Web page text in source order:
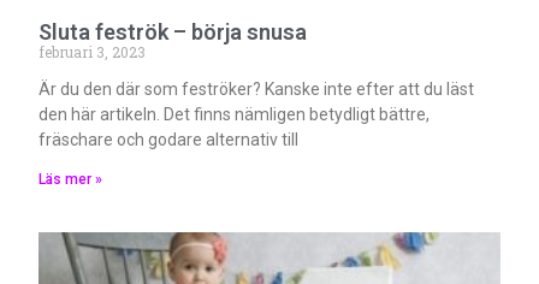
Sluta feströk – börja snusa
februari 3, 2023
Är du den där som feströker? Kanske inte efter att du läst
den här artikeln. Det finns nämligen betydligt bättre,
fräschare och godare alternativ till
Läs mer »